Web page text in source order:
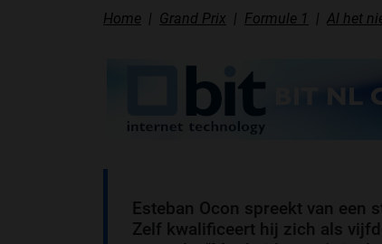
Home Grand Prix Formule 1 Al het
Esteban Ocon spreekt van een
Zelf kwalificeert hij zich als